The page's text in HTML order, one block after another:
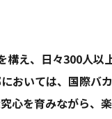
え、日々300人以
いては、国際バ
を育みながら、